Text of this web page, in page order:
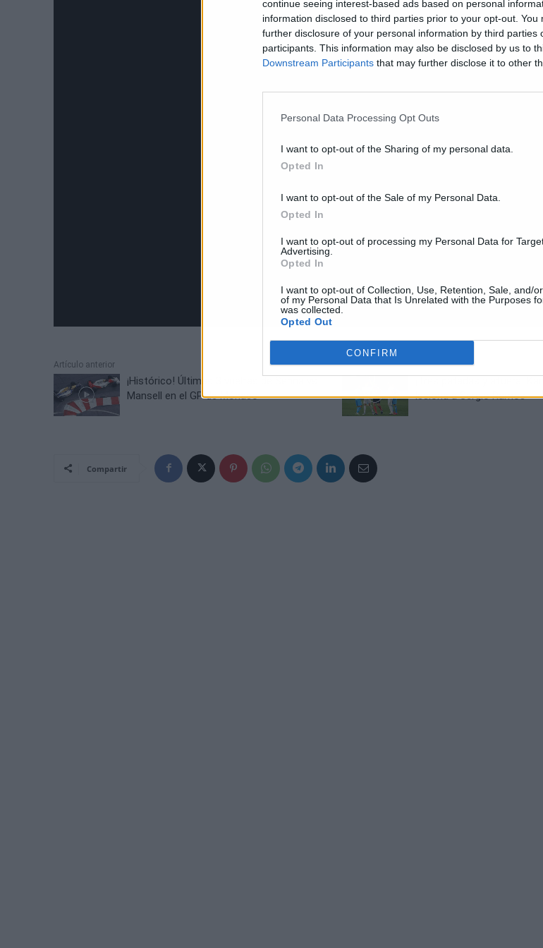
continue seeing interest-based ads based on personal
information disclosed to third parties prior to your opt-out.
further disclosure of your personal information by third parties
participants. This information may also be disclosed by us to
Downstream Participants that may further disclose it to other
Personal Data Processing Opt Outs
I want to opt-out of the Sharing of my personal data.
Opted In
I want to opt-out of the Sale of my Personal Data.
Opted In
I want to opt-out of processing my Personal Data for
Advertising.
Opted In
I want to opt-out of Collection, Use, Retention, Sale, and/
of my Personal Data that Is Unrelated with the Purposes
was collected.
Opted Out
CONFIRM
Artículo anterior
¡Histórico! Últimas 3 vueltas de Senna vs
Mansell en el GP de Mónaco
lesiona a Sergio Ramos
Compartir